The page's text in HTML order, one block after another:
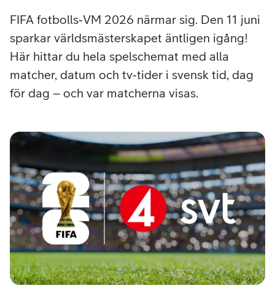
FIFA fotbolls‑VM 2026 närmar sig. Den 11 juni
sparkar världsmästerskapet äntligen igång!
Här hittar du hela spelschemat med alla
matcher, datum och tv‑tider i svensk tid, dag
för dag – och var matcherna visas.